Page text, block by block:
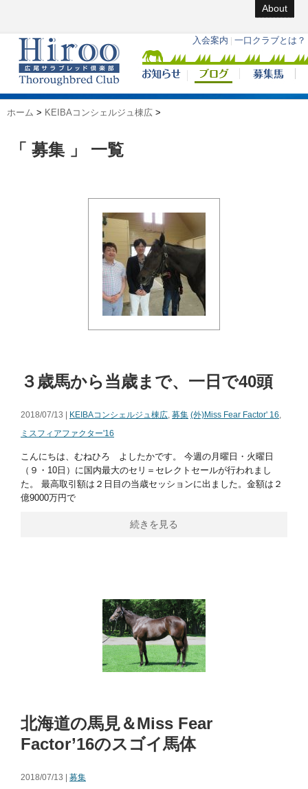
About
ホーム > KEIBAコンシェルジュ棟広 >
「 募集 」 一覧
３歳馬から当歳まで、一日で40頭
2018/07/13 | KEIBAコンシェルジュ棟広, 募集 (外)Miss Fear Factor' 16,
ミスフィアファクター'16
こんにちは、むねひろ よしたかです。 今週の月曜日・火曜日
（９・10日）に国内最大のセリ＝セレクトセールが行われまし
た。 最高取引額は２日目の当歳セッションに出ました。金額は２
億9000万円で
続きを見る
北海道の馬見＆Miss Fear
Factor’16のスゴイ馬体
2018/07/13 | 募集